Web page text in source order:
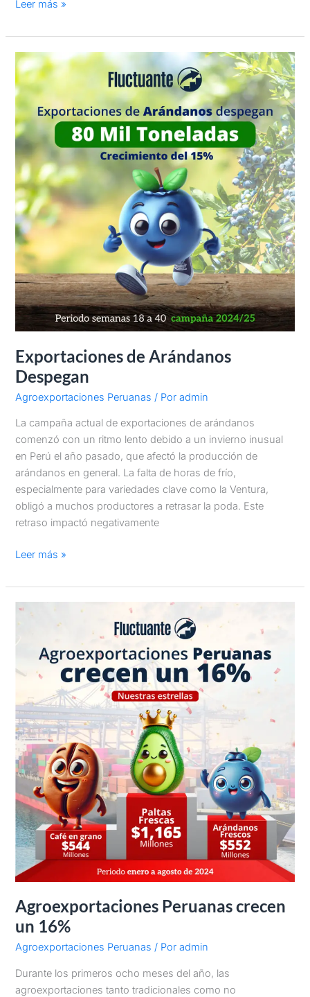
Leer más »
Exportaciones de Arándanos
Despegan
Agroexportaciones Peruanas / Poradmin
La campaña actual de exportaciones de arándanos
comenzó con un ritmo lento debido a un invierno inusual
en Perú el año pasado, que afectó la producción de
arándanos en general. La falta de horas de frío,
especialmente para variedades clave como la Ventura,
obligó a muchos productores a retrasar la poda. Este
retraso impactó negativamente
Exportaciones
de
Arándanos
Despegan
Leer más »
Agroexportaciones Peruanas crecen
un 16%
Agroexportaciones Peruanas / Poradmin
Durante los primeros ocho meses del año, las
agroexportaciones tanto tradicionales como no
Agroexportaciones
Peruanas
16%